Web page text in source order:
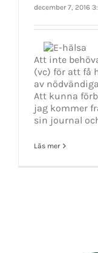
december 7, 2016
Att inte
(vc) för att få
av
Att kunna
jag kommer
sin journal
Läs mer